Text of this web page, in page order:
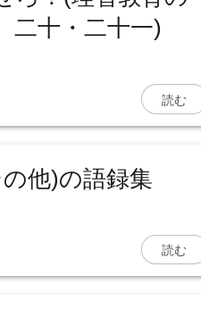
十・二十一)
読む
他)の語録集
読む